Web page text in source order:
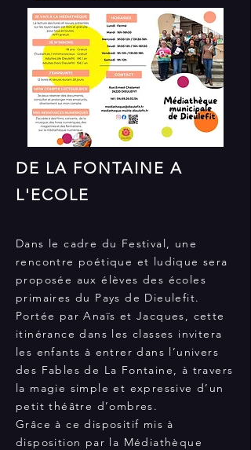
DE LA FONTAINE A
L'ECOLE
Dans le cadre du Festival, une
rencontre poétique et ludique sera
proposée aux élèves des écoles
primaires du Pays de Dieulefit.
Portée par Anaïs et Jacques, cette
itinérance dans les classes invitera
les enfants à entrer dans l’univers
des Fables de La Fontaine, à travers
la magie simple et expressive d’un
petit théâtre d’ombres.
Grâce à ce dispositif mis à
disposition par la Médiathèque